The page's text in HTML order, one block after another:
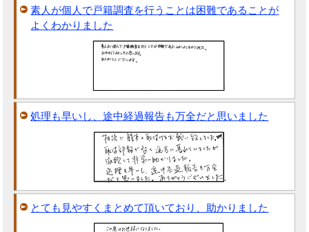
素人が個人で戸籍調査を行うことは困難であることが
よくわかりました
処理も早いし、途中経過報告も万全だと思いました
とても見やすくまとめて頂いており、助かりました